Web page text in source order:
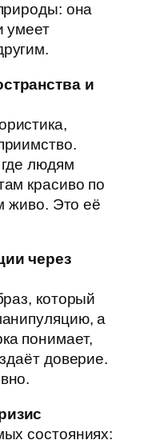
она
умеет
и
людям
красиво по
живо. Это её
через
который
а
понимает,
доверие.
состояниях: